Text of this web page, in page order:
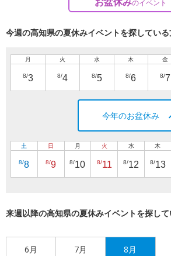
のイベント
今週の高知県の夏休みイベントを探している
月
8/3
火
8/4
水
8/5
木
8/6
金
8/7
今年のお盆休み
土
8/8
日
8/9
月
8/10
火
8/11
水
8/12
木
8/13
来週以降の高知県の夏休みイベントを探して
6月 7月 8月